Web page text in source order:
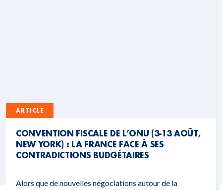
ARTICLE
CONVENTION FISCALE DE L’ONU (3-13 AOÛT,
NEW YORK) : LA FRANCE FACE À SES
CONTRADICTIONS BUDGÉTAIRES
Alors que de nouvelles négociations autour de la